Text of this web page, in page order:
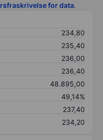
for data.
234,80
235,40
236,00
236,40
48.895,00
49,14%
237,40
234,20